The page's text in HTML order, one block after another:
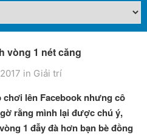
vòng 1 nét căng
in Giải trí
lên Facebook nhưng cô
rằng mình lại được chú ý,
1 đẫy đà hơn bạn bè đồng